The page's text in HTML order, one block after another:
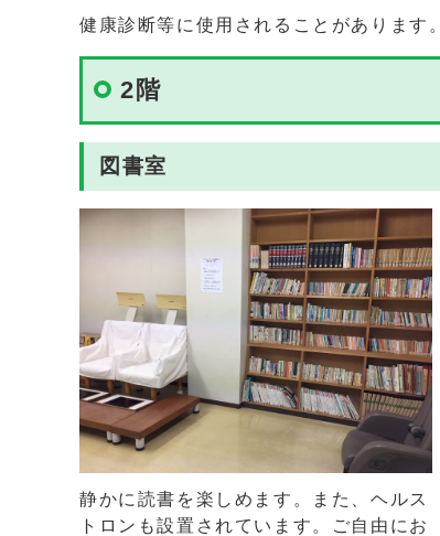
健康診断等に使用されることがあります。
2階
図書室
静かに読書を楽しめます。また、ヘルス
トロンも設置されています。ご自由にお